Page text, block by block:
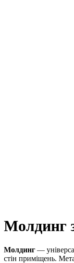
Молдинг
Молдинг —
стін приміщень.